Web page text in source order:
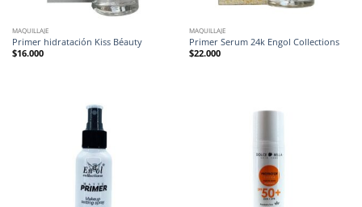
MAQUILLAJE
Primer hidratación Kiss Béauty
$16.000
MAQUILLAJE
Primer Serum 24k Engol Collections
$22.000